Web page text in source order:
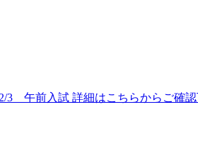
前入試 詳細はこちらからご確認